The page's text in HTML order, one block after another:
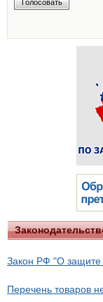
Закон РФ "О защите
Перечень товаров